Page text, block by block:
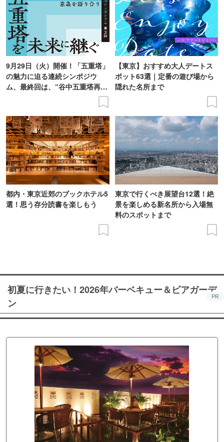
9月29日（火）開催！「五重塔」
の魅力に迫る連続シンポジウ
ム、最終回は、“谷中五重塔再建
【東京】おすすめ大人デートス
ポット63選｜定番の遊び場から
隠れた名所まで
都内・東京近郊のブックホテル5
選！思う存分読書を楽しもう
東京で行くべき展望台12選！絶
景を楽しめる新名所から入場無
料のスポットまで
初夏に行きたい！2026年バーベキュー＆ビアガーデ
ン
PR